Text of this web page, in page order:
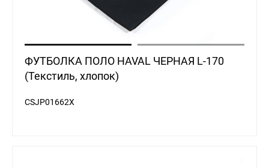
ФУТБОЛКА ПОЛО HAVAL ЧЕРНАЯ L-170
(Текстиль, хлопок)
CSJP01662X